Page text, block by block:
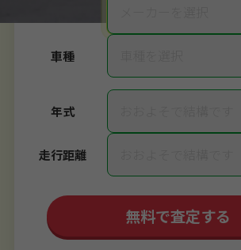
車種
年式
走行距離
無料で査定する